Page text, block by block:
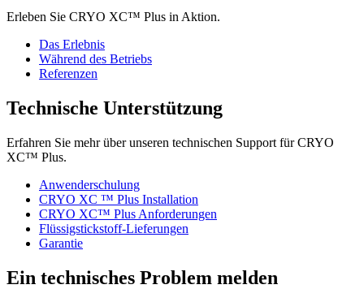
Erleben Sie CRYO XC™ Plus in Aktion.
Das Erlebnis
Während des Betriebs
Referenzen
Technische Unterstützung
Erfahren Sie mehr über unseren technischen Support für CRYO
XC™ Plus.
Anwenderschulung
CRYO XC ™ Plus Installation
CRYO XC™ Plus Anforderungen
Flüssigstickstoff-Lieferungen
Garantie
Ein technisches Problem melden